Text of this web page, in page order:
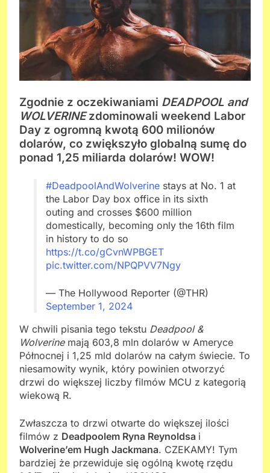
Zgodnie z oczekiwaniami DEADPOOL and
WOLVERINEzdominowali weekend Labor
Day z ogromną kwotą 600 milionów
dolarów, co zwiększyło globalną sumę do
ponad 1,25 miliarda dolarów! WOW!
#DeadpoolAndWolverine stays at No. 1 at
the Labor Day box office in its sixth
outing and crosses $600 million
domestically, becoming only the 16th film
in history to do so
https://t.co/gCvnWPBGET
pic.twitter.com/NPQPVV7Ngy
— The Hollywood Reporter (@THR)
September 1, 2024
W chwili pisania tego tekstu Deadpool &
Wolverinemają 603,8 mln dolarów w Ameryce
Północnej i 1,25 mld dolarów na całym świecie. To
niesamowity wynik, który powinien otworzyć
drzwi do większej liczby filmów MCU z kategorią
wiekową R.
Zwłaszcza to drzwi otwarte do większej ilości
filmów z Deadpoolem Ryna Reynoldsa i
Wolverine’em Hugh Jackmana. CZEKAMY! Tym
bardziej że przewiduje się ogólną kwotę rzędu